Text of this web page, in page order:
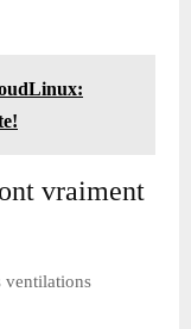
vraiment
ventilations